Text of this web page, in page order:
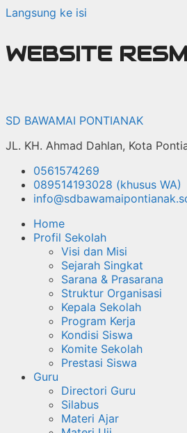
Langsung ke isi
WEBSITE
SD BAWAMAI PONTIANAK
JL. KH. Ahmad Dahlan, Kota
0561574269
089514193028 (khusus WA)
Home
Profil Sekolah
Visi dan Misi
Sejarah Singkat
Sarana & Prasarana
Struktur Organisasi
Kepala Sekolah
Program Kerja
Kondisi Siswa
Komite Sekolah
Prestasi Siswa
Guru
Directori Guru
Silabus
Materi Ajar